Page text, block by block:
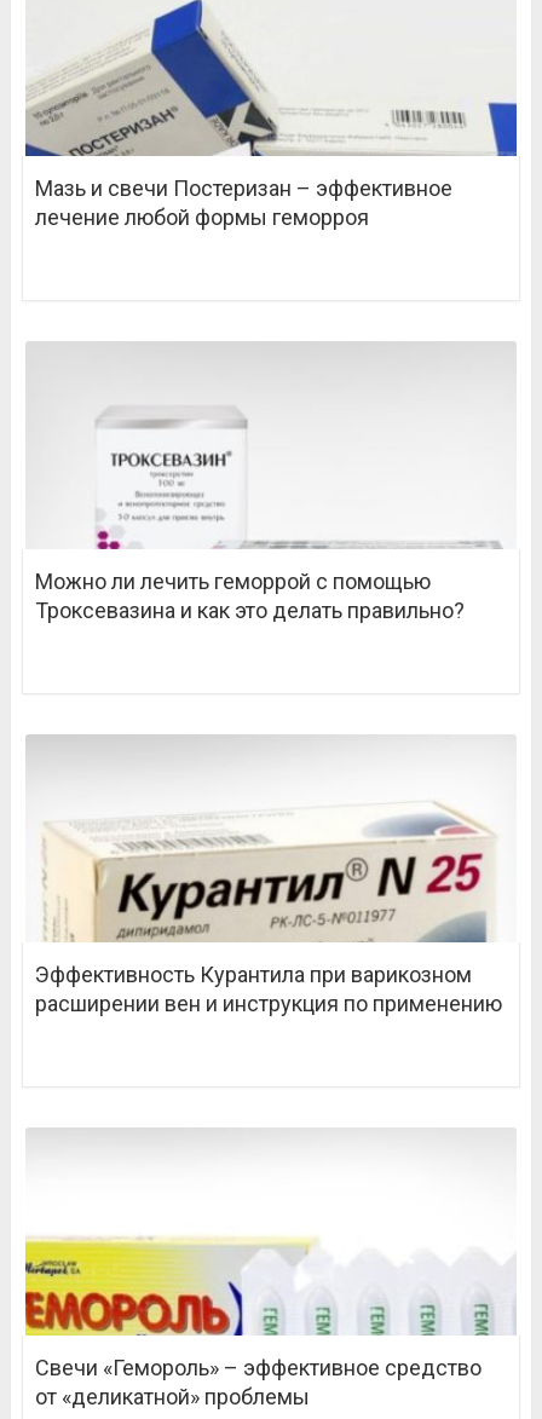
Мазь и свечи Постеризан – эффективное
лечение любой формы геморроя
Можно ли лечить геморрой с помощью
Троксевазина и как это делать правильно?
Эффективность Курантила при варикозном
расширении вен и инструкция по применению
Свечи «Гемороль» – эффективное средство
от «деликатной» проблемы